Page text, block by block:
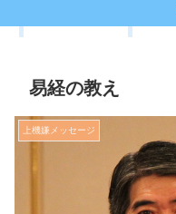
易経の教え
上機嫌メッセージ